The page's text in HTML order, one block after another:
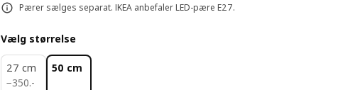
Pærer sælges separat. IKEA anbefaler LED-pære E27.
Vælg størrelse
27 cm
−350.-
350.-
50 cm